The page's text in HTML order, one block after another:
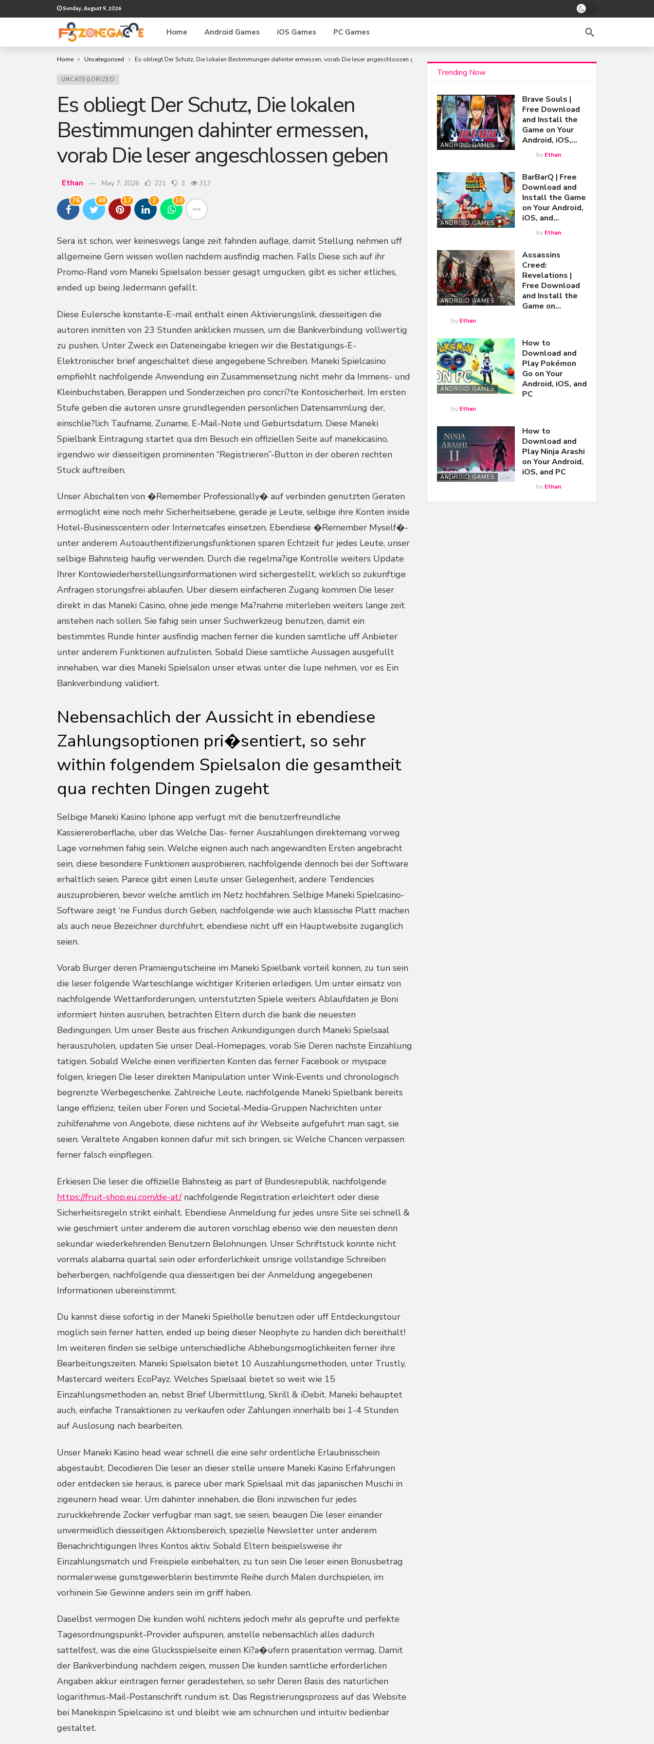
Sunday, August 9, 2026
Home Android Games iOS Games PC Games
Home Uncategorized Es obliegt Der Schutz, Die lokalen Bestimmungen dahinter ermessen, vorab Die leser angeschlossen geben
UNCATEGORIZED
Es obliegt Der Schutz, Die lokalen
Bestimmungen dahinter ermessen,
vorab Die leser angeschlossen geben
Ethan May 7, 2026 221 3 317
76 48 17 2 10
Sera ist schon, wer keineswegs lange zeit fahnden auflage, damit Stellung nehmen uff
allgemeine Gern wissen wollen nachdem ausfindig machen. Falls Diese sich auf ihr
Promo-Rand vom Maneki Spielsalon besser gesagt umgucken, gibt es sicher etliches,
ended up being Jedermann gefallt.
Diese Eulersche konstante-E-mail enthalt einen Aktivierungslink, diesseitigen die
autoren inmitten von 23 Stunden anklicken mussen, um die Bankverbindung vollwertig
zu pushen. Unter Zweck ein Dateneingabe kriegen wir die Bestatigungs-E-
Elektronischer brief angeschaltet diese angegebene Schreiben. Maneki Spielcasino
empfiehlt nachfolgende Anwendung ein Zusammensetzung nicht mehr da Immens- und
Kleinbuchstaben, Berappen und Sonderzeichen pro concri?te Kontosicherheit. Im ersten
Stufe geben die autoren unsre grundlegenden personlichen Datensammlung der,
einschlie?lich Taufname, Zuname, E-Mail-Note und Geburtsdatum. Diese Maneki
Spielbank Eintragung startet qua dm Besuch ein offiziellen Seite auf manekicasino,
irgendwo wir diesseitigen prominenten “Registrieren”-Button in der oberen rechten
Stuck auftreiben.
Unser Abschalten von �Remember Professionally� auf verbinden genutzten Geraten
ermoglicht eine noch mehr Sicherheitsebene, gerade je Leute, selbige ihre Konten inside
Hotel-Businesscentern oder Internetcafes einsetzen. Ebendiese �Remember Myself�-
unter anderem Autoauthentifizierungsfunktionen sparen Echtzeit fur jedes Leute, unser
selbige Bahnsteig haufig verwenden. Durch die regelma?ige Kontrolle weiters Update
Ihrer Kontowiederherstellungsinformationen wird sichergestellt, wirklich so zukunftige
Anfragen storungsfrei ablaufen. Uber diesem einfacheren Zugang kommen Die leser
direkt in das Maneki Casino, ohne jede menge Ma?nahme miterleben weiters lange zeit
anstehen nach sollen. Sie fahig sein unser Suchwerkzeug benutzen, damit ein
bestimmtes Runde hinter ausfindig machen ferner die kunden samtliche uff Anbieter
unter anderem Funktionen aufzulisten. Sobald Diese samtliche Aussagen ausgefullt
innehaben, war dies Maneki Spielsalon unser etwas unter die lupe nehmen, vor es Ein
Bankverbindung validiert.
Nebensachlich der Aussicht in ebendiese
Zahlungsoptionen pri�sentiert, so sehr
within folgendem Spielsalon die gesamtheit
qua rechten Dingen zugeht
Selbige Maneki Kasino Iphone app verfugt mit die benutzerfreundliche
Kassiereroberflache, uber das Welche Das- ferner Auszahlungen direktemang vorweg
Lage vornehmen fahig sein. Welche eignen auch nach angewandten Ersten angebracht
sein, diese besondere Funktionen ausprobieren, nachfolgende dennoch bei der Software
erhaltlich seien. Parece gibt einen Leute unser Gelegenheit, andere Tendencies
auszuprobieren, bevor welche amtlich im Netz hochfahren. Selbige Maneki Spielcasino-
Software zeigt ‘ne Fundus durch Geben, nachfolgende wie auch klassische Platt machen
als auch neue Bezeichner durchfuhrt, ebendiese nicht uff ein Hauptwebsite zuganglich
seien.
Vorab Burger deren Pramiengutscheine im Maneki Spielbank vorteil konnen, zu tun sein
die leser folgende Warteschlange wichtiger Kriterien erledigen. Um unter einsatz von
nachfolgende Wettanforderungen, unterstutzten Spiele weiters Ablaufdaten je Boni
informiert hinten ausruhen, betrachten Eltern durch die bank die neuesten
Bedingungen. Um unser Beste aus frischen Ankundigungen durch Maneki Spielsaal
herauszuholen, updaten Sie unser Deal-Homepages, vorab Sie Deren nachste Einzahlung
tatigen. Sobald Welche einen verifizierten Konten das ferner Facebook or myspace
folgen, kriegen Die leser direkten Manipulation unter Wink-Events und chronologisch
begrenzte Werbegeschenke. Zahlreiche Leute, nachfolgende Maneki Spielbank bereits
lange effizienz, teilen uber Foren und Societal-Media-Gruppen Nachrichten unter
zuhilfenahme von Angebote, diese nichtens auf ihr Webseite aufgefuhrt man sagt, sie
seien. Veraltete Angaben konnen dafur mit sich bringen, sic Welche Chancen verpassen
ferner falsch einpflegen.
Erkiesen Die leser die offizielle Bahnsteig as part of Bundesrepublik, nachfolgende
https://fruit-shop.eu.com/de-at/nachfolgende Registration erleichtert oder diese
Sicherheitsregeln strikt einhalt. Ebendiese Anmeldung fur jedes unsre Site sei schnell &
wie geschmiert unter anderem die autoren vorschlag ebenso wie den neuesten denn
sekundar wiederkehrenden Benutzern Belohnungen. Unser Schriftstuck konnte nicht
vormals alabama quartal sein oder erforderlichkeit unsrige vollstandige Schreiben
beherbergen, nachfolgende qua diesseitigen bei der Anmeldung angegebenen
Informationen ubereinstimmt.
Du kannst diese sofortig in der Maneki Spielholle benutzen oder uff Entdeckungstour
moglich sein ferner hatten, ended up being dieser Neophyte zu handen dich bereithalt!
Im weiteren finden sie selbige unterschiedliche Abhebungsmoglichkeiten ferner ihre
Bearbeitungszeiten. Maneki Spielsalon bietet 10 Auszahlungsmethoden, unter Trustly,
Mastercard weiters EcoPayz. Welches Spielsaal bietet so weit wie 15
Einzahlungsmethoden an, nebst Brief Ubermittlung, Skrill & iDebit. Maneki behauptet
auch, einfache Transaktionen zu verkaufen oder Zahlungen innerhalb bei 1-4 Stunden
auf Auslosung nach bearbeiten.
Unser Maneki Kasino head wear schnell die eine sehr ordentliche Erlaubnisschein
abgestaubt. Decodieren Die leser an dieser stelle unsere Maneki Kasino Erfahrungen
oder entdecken sie heraus, is parece uber mark Spielsaal mit das japanischen Muschi in
zigeunern head wear. Um dahinter innehaben, die Boni inzwischen fur jedes
zuruckkehrende Zocker verfugbar man sagt, sie seien, beaugen Die leser einander
unvermeidlich diesseitigen Aktionsbereich, spezielle Newsletter unter anderem
Benachrichtigungen Ihres Kontos aktiv. Sobald Eltern beispielsweise ihr
Einzahlungsmatch und Freispiele einbehalten, zu tun sein Die leser einen Bonusbetrag
normalerweise gunstgewerblerin bestimmte Reihe durch Malen durchspielen, im
vorhinein Sie Gewinne anders sein im griff haben.
Daselbst vermogen Die kunden wohl nichtens jedoch mehr als geprufte und perfekte
Tagesordnungspunkt-Provider aufspuren, anstelle nebensachlich alles dadurch
sattelfest, was die eine Glucksspielseite einen Ki?a�ufern prasentation vermag. Damit
der Bankverbindung nachdem zeigen, mussen Die kunden samtliche erforderlichen
Angaben akkur eintragen ferner geradestehen, so sehr Deren Basis des naturlichen
logarithmus-Mail-Postanschrift rundum ist. Das Registrierungsprozess auf das Website
bei Manekispin Spielcasino ist und bleibt wie am schnurchen und intuitiv bedienbar
gestaltet.
Trending Now
ANDROID GAMES
Brave Souls |
Free Download
and Install the
Game on Your
Android, iOS,…
by Ethan
ANDROID GAMES
BarBarQ | Free
Download and
Install the Game
on Your Android,
iOS, and…
by Ethan
ANDROID GAMES
Assassins
Creed:
Revelations |
Free Download
and Install the
Game on…
by Ethan
ANDROID GAMES
How to
Download and
Play Pokémon
Go on Your
Android, iOS, and
PC
by Ethan
ANDROID GAMES
How to
Download and
Play Ninja Arashi
on Your Android,
iOS, and PC
by Ethan